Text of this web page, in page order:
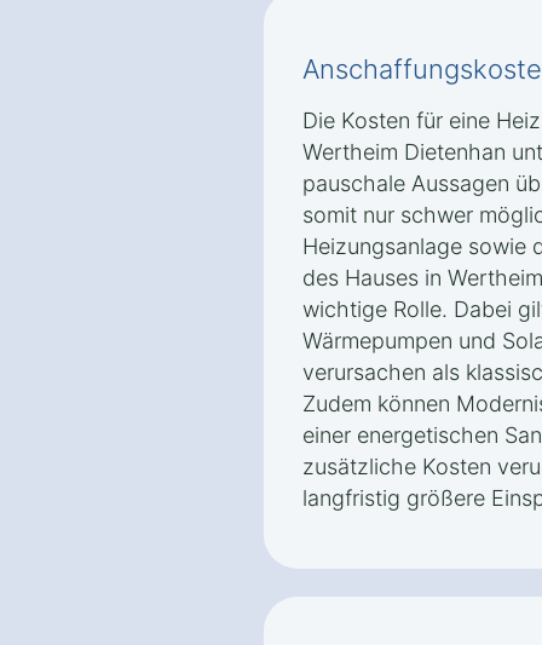
Die Kosten für eine
Wertheim Dietenhan
pauschale Aussagen
somit nur schwer
Heizungsanlage sowie
des Hauses in
wichtige Rolle. Dabei
Wärmepumpen und
verursachen als
Zudem können
einer energetischen
zusätzliche Kosten
langfristig größere